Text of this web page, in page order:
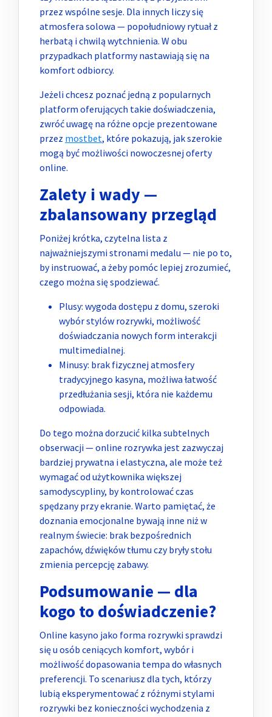
przez wspólne sesje. Dla innych liczy się
atmosfera solowa — popołudniowy rytuał z
herbatą i chwilą wytchnienia. W obu
przypadkach platformy nastawiają się na
komfort odbiorcy.
Jeżeli chcesz poznać jedną z popularnych
platform oferujących takie doświadczenia,
zwróć uwagę na różne opcje prezentowane
przez mostbet, które pokazują, jak szerokie
mogą być możliwości nowoczesnej oferty
online.
Zalety i wady —
zbalansowany przegląd
Poniżej krótka, czytelna lista z
najważniejszymi stronami medalu — nie po to,
by instruować, a żeby pomóc lepiej zrozumieć,
czego można się spodziewać.
Plusy: wygoda dostępu z domu, szeroki
wybór stylów rozrywki, możliwość
doświadczania nowych form interakcji
multimedialnej.
Minusy: brak fizycznej atmosfery
tradycyjnego kasyna, możliwa łatwość
przedłużania sesji, która nie każdemu
odpowiada.
Do tego można dorzucić kilka subtelnych
obserwacji — online rozrywka jest zazwyczaj
bardziej prywatna i elastyczna, ale może też
wymagać od użytkownika większej
samodyscypliny, by kontrolować czas
spędzany przy ekranie. Warto pamiętać, że
doznania emocjonalne bywają inne niż w
realnym świecie: brak bezpośrednich
zapachów, dźwięków tłumu czy bryły stołu
zmienia percepcję zabawy.
Podsumowanie — dla
kogo to doświadczenie?
Online kasyno jako forma rozrywki sprawdzi
się u osób ceniących komfort, wybór i
możliwość dopasowania tempa do własnych
preferencji. To scenariusz dla tych, którzy
lubią eksperymentować z różnymi stylami
rozrywki bez konieczności wychodzenia z